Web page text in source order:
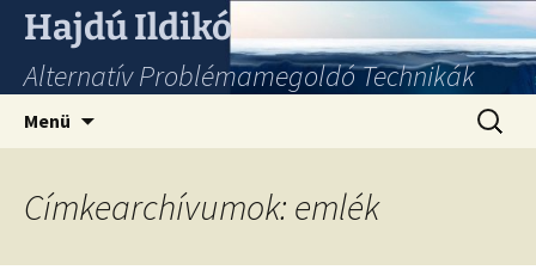
Hajdú Ildikó
Alternatív Problémamegoldó Technikák
Menü
Címkearchívumok: emlék